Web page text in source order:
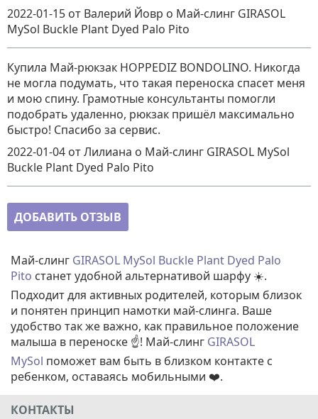
2022-01-15 от Валерий Йовр о Май-слинг GIRASOL
MySol Buckle Plant Dyed Palo Pito
Купила Май-рюкзак HOPPEDIZ BONDOLINO. Никогда
не могла подумать, что такая переноска спасет меня
и мою спину. Грамотные консультанты помогли
подобрать удаленно, рюкзак пришёл максимально
быстро! Спасибо за сервис.
2022-01-04 от Лилиана о Май-слинг GIRASOL MySol
Buckle Plant Dyed Palo Pito
ДОБАВИТЬ ОТЗЫВ
Май-слинг GIRASOL MySol Buckle Plant Dyed Palo
Pito станет удобной альтернативой шарфу ☀️.
Подходит для активных родителей, которым близок
и понятен принцип намотки май-слинга. Ваше
удобство так же важно, как правильное положение
малыша в переноске ☝️! Май-слинг GIRASOL
MySol поможет вам быть в близком контакте с
ребенком, оставаясь мобильными ❤️.
КОНТАКТЫ